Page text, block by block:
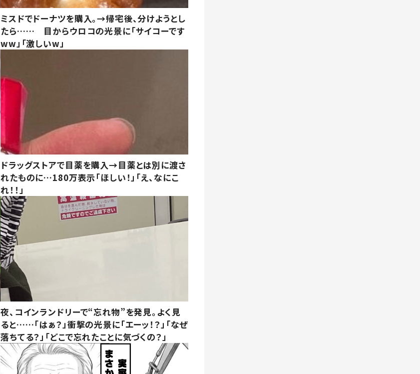
ミスドでドーナツを購入。→帰宅後、分けようとし
たら…… 目からウロコの光景に「サイコーです
ww」「激しいw」
ドラッグストアで目薬を購入→目薬とは別に渡さ
れたものに…180万表示「ほしい！」「え、なにこ
れ！！」
夜、コインランドリーで“忘れ物”を発見。よく見
ると……「はぁ？」衝撃の光景に「エーッ！？」「なぜ
落ちてる？」「どこで忘れたことに気づくの？」